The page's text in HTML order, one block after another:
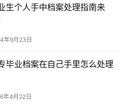
生个人手中档案处理指南来
年9月23日
毕业档案在自己手里怎么处理
年4月22日